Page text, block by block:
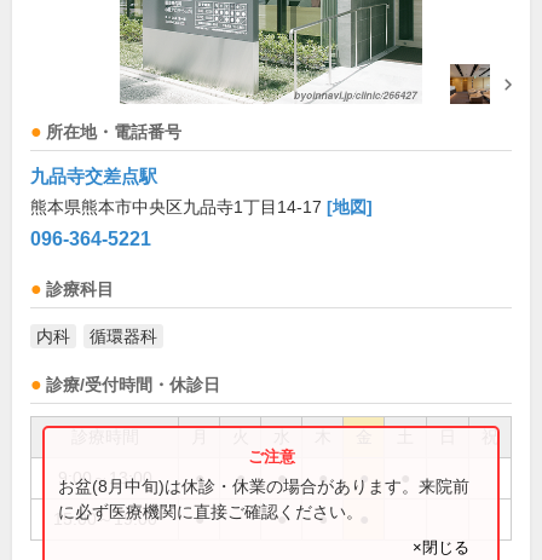
所在地・電話番号
九品寺交差点駅
熊本県熊本市中央区九品寺1丁目14-17 [地図]
096-364-5221
診療科目
内科 循環器科
診療/受付時間・休診日
祝
9:00～13:00 ● ● ● ● ●
15:00～19:00 ● ● ●
お盆(8月中旬)は休診・休業の場合があります。来院前
に必ず医療機関に直接ご確認ください。
×閉じる